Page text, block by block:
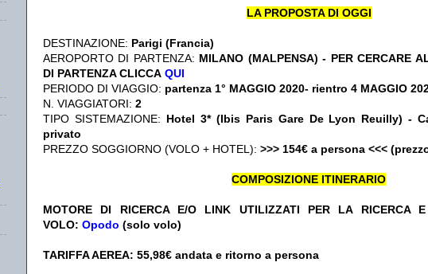
LA PROPOSTA DI OGGI
DESTINAZIONE: Parigi (Francia)
AEROPORTO DI PARTENZA: MILANO (MALPENSA) - PER CERCARE
DI PARTENZA CLICCA QUI
PERIODO DI VIAGGIO: partenza 1° MAGGIO 2020- rientro 4 MAGGIO
N. VIAGGIATORI: 2
TIPO SISTEMAZIONE: Hotel 3* (Ibis Paris Gare De Lyon Reuilly) -
privato
PREZZO SOGGIORNO (VOLO + HOTEL): >>> 154€ a persona <<<
COMPOSIZIONE ITINERARIO
MOTORE DI RICERCA E/O LINK UTILIZZATI PER LA RICERCA
VOLO: Opodo (solo volo)
TARIFFA AEREA: 55,98€ andata e ritorno a persona